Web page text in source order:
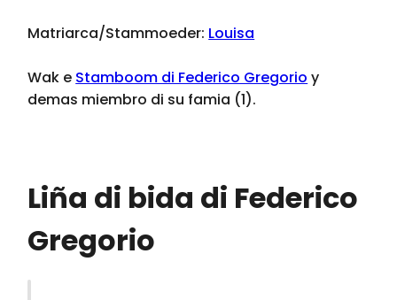
Matriarca/Stammoeder: Louisa
Wak e Stamboom di Federico Gregorio y
demas miembro di su famia (1).
Liña di bida di Federico
Gregorio